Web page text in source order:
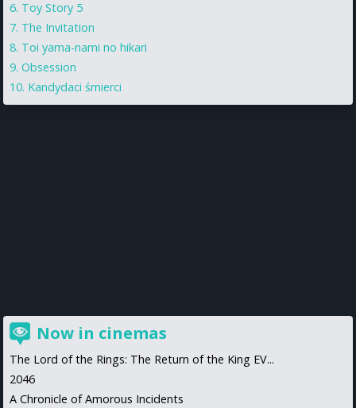
Toy Story 5
The Invitation
Toi yama-nami no hikari
Obsession
Kandydaci śmierci
Now in cinemas
The Lord of the Rings: The Return of the King EV...
2046
A Chronicle of Amorous Incidents